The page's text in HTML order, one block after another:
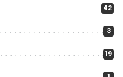
42
3
19